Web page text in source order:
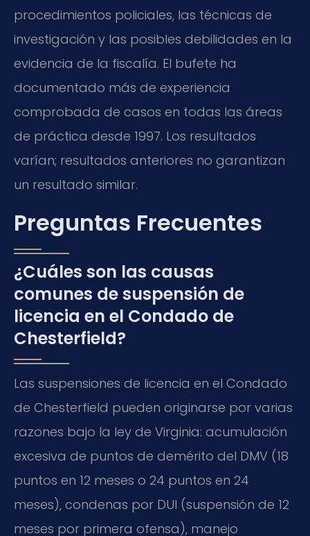
procedimientos policiales, las técnicas de
investigación y las posibles debilidades en la
evidencia de la fiscalía. El bufete ha
documentado más de experiencia
comprobada de casos en todas las áreas
de práctica desde 1997. Los resultados
varían; resultados anteriores no garantizan
un resultado similar.
Preguntas Frecuentes
¿Cuáles son las causas
comunes de suspensión de
licencia en el Condado de
Chesterfield?
Las suspensiones de licencia en el Condado
de Chesterfield pueden originarse por varias
razones bajo la ley de Virginia: acumulación
excesiva de puntos de demérito del DMV (18
puntos en 12 meses o 24 puntos en 24
meses), condenas por DUI (suspensión de 12
meses por primera ofensa), manejo